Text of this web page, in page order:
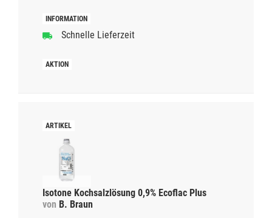
Schnelle Lieferzeit
Isotone Kochsalzlösung 0,9% Ecoflac Plus
von B. Braun